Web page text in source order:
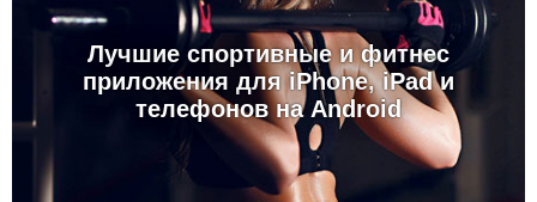
Лучшие спортивные и фитнес
приложения для iPhone, iPad и
телефонов на Android